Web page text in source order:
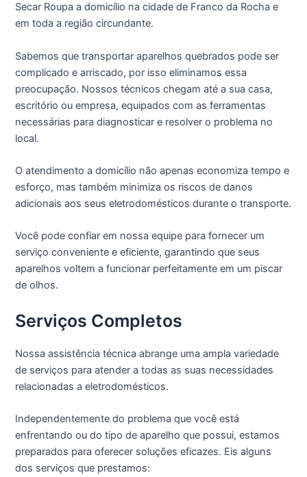
Secar Roupa a domicílio na cidade de Franco da Rocha e
em toda a região circundante.
Sabemos que transportar aparelhos quebrados pode ser
complicado e arriscado, por isso eliminamos essa
preocupação. Nossos técnicos chegam até a sua casa,
escritório ou empresa, equipados com as ferramentas
necessárias para diagnosticar e resolver o problema no
local.
O atendimento a domicílio não apenas economiza tempo e
esforço, mas também minimiza os riscos de danos
adicionais aos seus eletrodomésticos durante o transporte.
Você pode confiar em nossa equipe para fornecer um
serviço conveniente e eficiente, garantindo que seus
aparelhos voltem a funcionar perfeitamente em um piscar
de olhos.
Serviços Completos
Nossa assistência técnica abrange uma ampla variedade
de serviços para atender a todas as suas necessidades
relacionadas a eletrodomésticos.
Independentemente do problema que você está
enfrentando ou do tipo de aparelho que possui, estamos
preparados para oferecer soluções eficazes. Eis alguns
dos serviços que prestamos: